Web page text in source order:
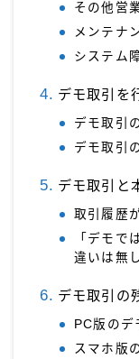
その他営
メンテナ
システム
デモ取引を
デモ取引
デモ取引
デモ取引と
取引履歴
「デモで
違いは無し
デモ取引の
PC版のデ
スマホ版